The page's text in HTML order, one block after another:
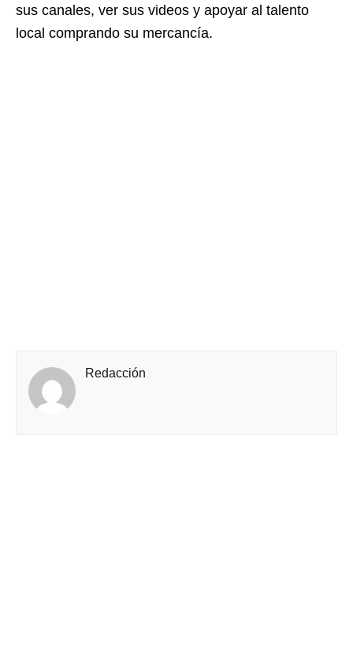
sus canales, ver sus videos y apoyar al talento
local comprando su mercancía.
Redacción